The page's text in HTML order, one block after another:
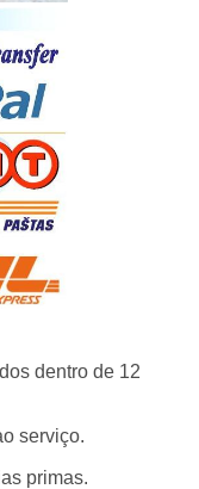
dentro de 12
serviço.
primas.